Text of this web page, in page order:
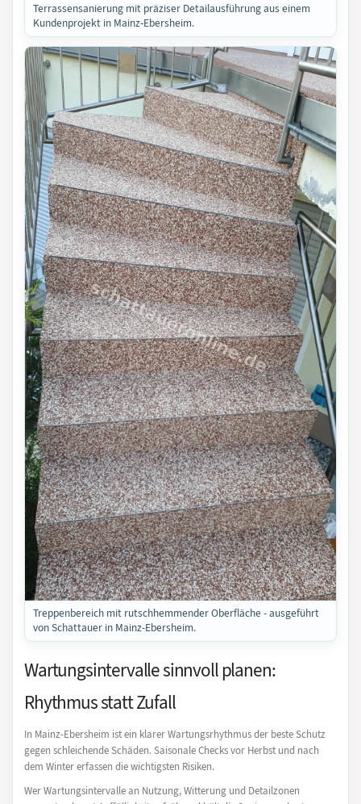
Terrassensanierung mit präziser Detailausführung aus einem
Kundenprojekt in Mainz-Ebersheim.
Treppenbereich mit rutschhemmender Oberfläche - ausgeführt
von Schattauer in Mainz-Ebersheim.
Wartungsintervalle sinnvoll planen:
Rhythmus statt Zufall
In Mainz-Ebersheim ist ein klarer Wartungsrhythmus der beste Schutz
gegen schleichende Schäden. Saisonale Checks vor Herbst und nach
dem Winter erfassen die wichtigsten Risiken.
Wer Wartungsintervalle an Nutzung, Witterung und Detailzonen